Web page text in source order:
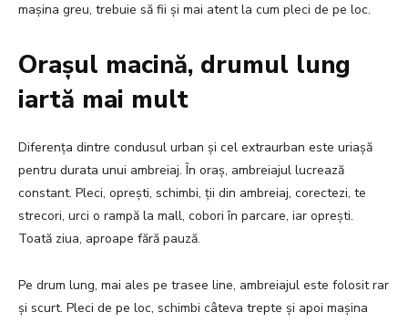
mașina greu, trebuie să fii și mai atent la cum pleci de pe loc.
Orașul macină, drumul lung
iartă mai mult
Diferența dintre condusul urban și cel extraurban este uriașă
pentru durata unui ambreiaj. În oraș, ambreiajul lucrează
constant. Pleci, oprești, schimbi, ții din ambreiaj, corectezi, te
strecori, urci o rampă la mall, cobori în parcare, iar oprești.
Toată ziua, aproape fără pauză.
Pe drum lung, mai ales pe trasee line, ambreiajul este folosit rar
și scurt. Pleci de pe loc, schimbi câteva trepte și apoi mașina